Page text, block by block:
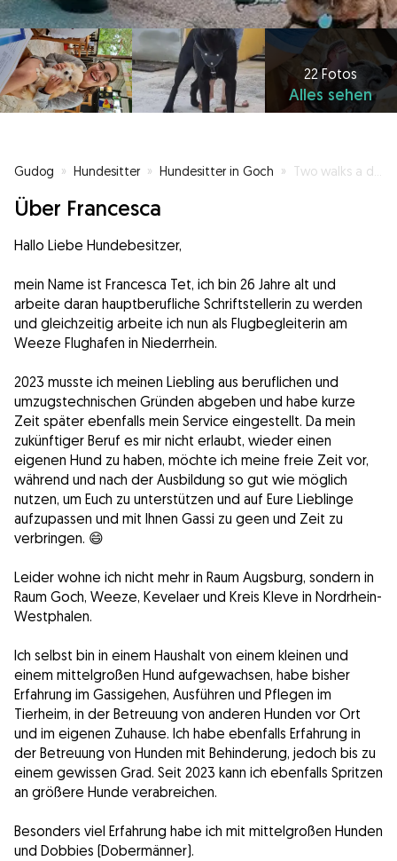
22 Fotos
Alles sehen
Gudog » Hundesitter » Hundesitter in Goch » Two walks a day keeps your dog's worries away!
Über Francesca
Hallo Liebe Hundebesitzer,
mein Name ist Francesca Tet, ich bin 26 Jahre alt und
arbeite daran hauptberufliche Schriftstellerin zu werden
und gleichzeitig arbeite ich nun als Flugbegleiterin am
Weeze Flughafen in Niederrhein.
2023 musste ich meinen Liebling aus beruflichen und
umzugstechnischen Gründen abgeben und habe kurze
Zeit später ebenfalls mein Service eingestellt. Da mein
zukünftiger Beruf es mir nicht erlaubt, wieder einen
eigenen Hund zu haben, möchte ich meine freie Zeit vor,
während und nach der Ausbildung so gut wie möglich
nutzen, um Euch zu unterstützen und auf Eure Lieblinge
aufzupassen und mit Ihnen Gassi zu geen und Zeit zu
verbringen. 😄
Leider wohne ich nicht mehr in Raum Augsburg, sondern in
Raum Goch, Weeze, Kevelaer und Kreis Kleve in Nordrhein-
Westphalen.
Ich selbst bin in einem Haushalt von einem kleinen und
einem mittelgroßen Hund aufgewachsen, habe bisher
Erfahrung im Gassigehen, Ausführen und Pflegen im
Tierheim, in der Betreuung von anderen Hunden vor Ort
und im eigenen Zuhause. Ich habe ebenfalls Erfahrung in
der Betreuung von Hunden mit Behinderung, jedoch bis zu
einem gewissen Grad. Seit 2023 kann ich ebenfalls Spritzen
an größere Hunde verabreichen.
Besonders viel Erfahrung habe ich mit mittelgroßen Hunden
und Dobbies (Dobermänner).